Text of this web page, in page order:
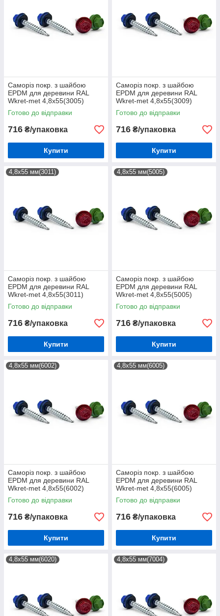
Саморіз покр. з шайбою
EPDM для деревини RAL
Wkret-met 4,8х55(3005)
(200шт)
Готово до відправки
716 ₴/упаковка
Купити
Саморіз покр. з шайбою
EPDM для деревини RAL
Wkret-met 4,8х55(3009)
(200шт)
Готово до відправки
716 ₴/упаковка
Купити
4,8х55 мм(3011)
Саморіз покр. з шайбою
EPDM для деревини RAL
Wkret-met 4,8х55(3011)
(200шт)
Готово до відправки
716 ₴/упаковка
Купити
4,8х55 мм(5005)
Саморіз покр. з шайбою
EPDM для деревини RAL
Wkret-met 4,8х55(5005)
(200шт)
Готово до відправки
716 ₴/упаковка
Купити
4,8х55 мм(6002)
Саморіз покр. з шайбою
EPDM для деревини RAL
Wkret-met 4,8х55(6002)
(200шт)
Готово до відправки
716 ₴/упаковка
Купити
4,8х55 мм(6005)
Саморіз покр. з шайбою
EPDM для деревини RAL
Wkret-met 4,8х55(6005)
(200шт)
Готово до відправки
716 ₴/упаковка
Купити
4,8х55 мм(6020) 4,8х55 мм(7004)